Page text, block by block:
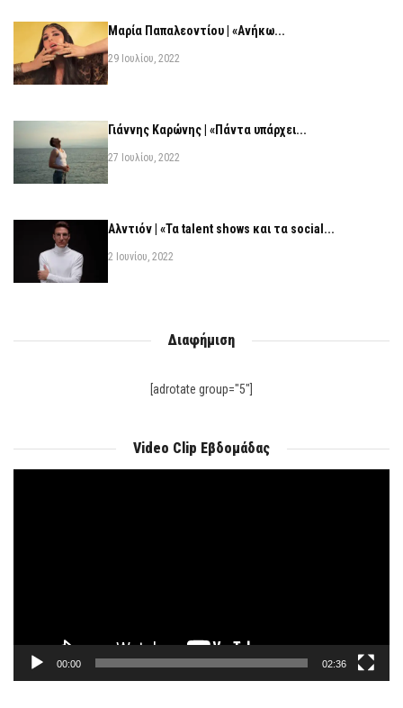
Μαρία Παπαλεοντίου | «Ανήκω...
29 Ιουλίου, 2022
Γιάννης Καρώνης | «Πάντα υπάρχει...
27 Ιουλίου, 2022
Αλντιόν | «Τα talent shows και τα social...
2 Ιουνίου, 2022
Διαφήμιση
[adrotate group="5"]
Video Clip Εβδομάδας
00:00 02:36